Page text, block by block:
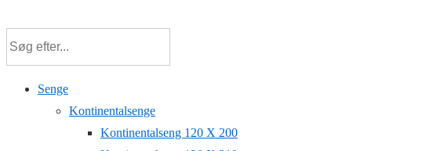
hovedindhold
Senge
Kontinentalsenge
Kontinentalseng 120 X 200